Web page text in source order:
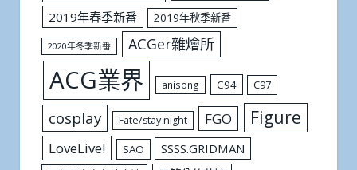
2019年春季新番
2019年秋季新番
2020年冬季新番 ACGer雜燴所
ACG業界 anisong C94 C97
cosplay Fate/stay night FGO Figure
LoveLive! SAO SSSS.GRIDMAN